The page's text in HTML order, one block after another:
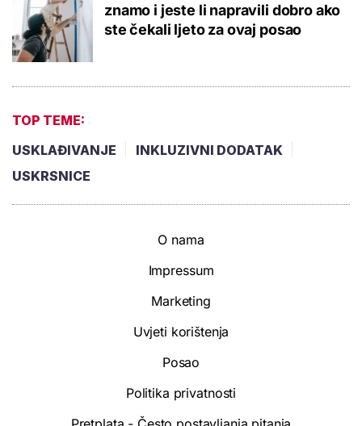
znamo i jeste li napravili dobro ako
ste čekali ljeto za ovaj posao
TOP TEME:
USKLAĐIVANJE
INKLUZIVNI DODATAK
USKRSNICE
O nama
Impressum
Marketing
Uvjeti korištenja
Posao
Politika privatnosti